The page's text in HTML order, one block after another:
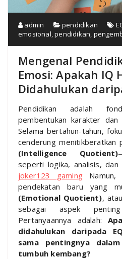
admin pendidikan
emosional,pendidikan,
Mengenal
Emosi: Apakah IQ
Didahulukan
Pendidikan adalah
pembentukan karakter dan
Selama bertahun-tahun,
cenderung menitikberatkan
(Intelligence Quotient)
seperti logika, analisis, dan
joker123 gaming Namun,
pendekatan baru yang
(Emotional Quotient),
sebagai aspek
Pertanyaannya adalah:
didahulukan daripada
sama pentingnya
tumbuh kembang?